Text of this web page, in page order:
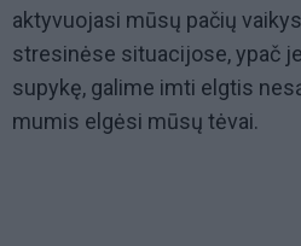
aktyvuojasi mūsų pačių
stresinėse situacijose, ypač
supykę, galime imti elgtis
mumis elgėsi mūsų tėvai.